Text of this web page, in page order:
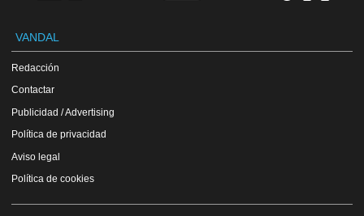
VANDAL
Redacción
Contactar
Publicidad / Advertising
Política de privacidad
Aviso legal
Política de cookies